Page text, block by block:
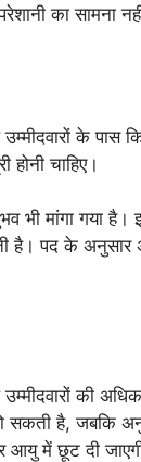
का सामना
के पास किसी
होनी चाहिए।
मांगा गया है।
पद के अनुसार
की
सकती है, जबकि
आयु में छूट दी